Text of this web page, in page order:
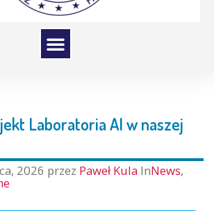
Laboratoria AI w naszej
2026 przez Paweł Kula InNews,